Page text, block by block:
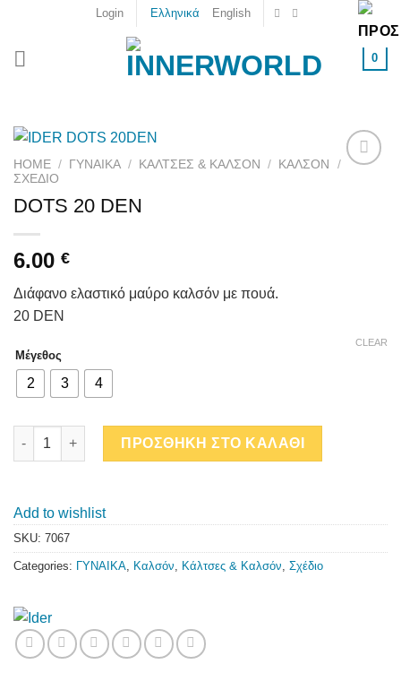
content
Login Ελληνικά English
0
HOME / ΓΥΝΑΙΚΑ / ΚΆΛΤΣΕΣ & ΚΑΛΣΌΝ / ΚΑΛΣΌΝ
/
ΣΧΈΔΙΟ
DOTS 20 DEN
6.00 €
Διάφανο ελαστικό μαύρο καλσόν με πουά.
20 DEN
Μέγεθος
2 3 4
CLEAR
DOTS 20 DEN quantity
ΠΡΟΣΘΗΚΗ ΣΤΟ ΚΑΛΑΘΙ
Add to wishlist
SKU: 7067
Categories: ΓΥΝΑΙΚΑ Καλσόν Κάλτσες & Καλσόν Σχέδιο